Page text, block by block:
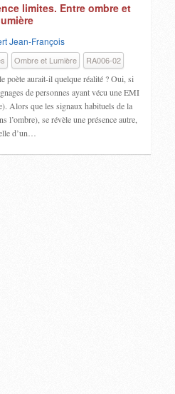
limites. Entre ombre et
Jean-François
Ombre et Lumière
RA006-02
poète aurait-il quelque réalité ? Oui, si
de personnes ayant vécu une EMI
Alors que les signaux habituels de la
l’ombre), se révèle une présence autre,
d’un…